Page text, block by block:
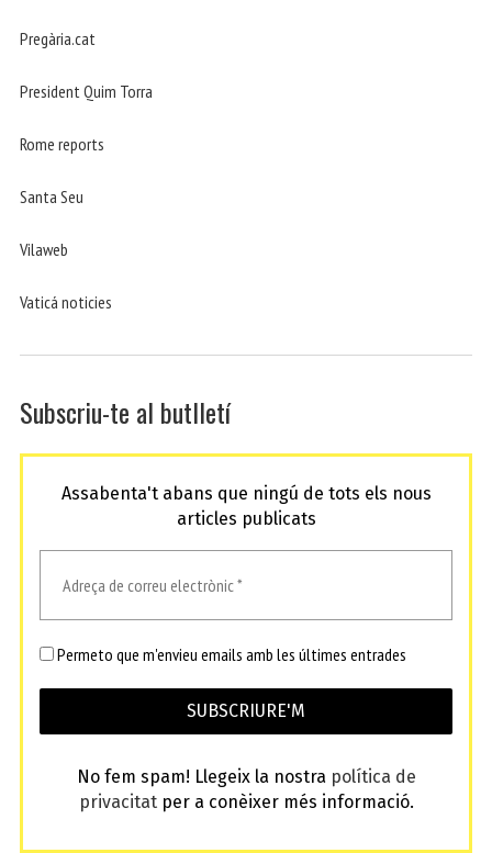
Pregària.cat
President Quim Torra
Rome reports
Santa Seu
Vilaweb
Vaticá noticies
Subscriu-te al butlletí
Assabenta't abans que ningú de tots els nous
articles publicats
Permeto que m'envieu emails amb les últimes entrades
No fem spam! Llegeix la nostra política de
privacitatper a conèixer més informació.